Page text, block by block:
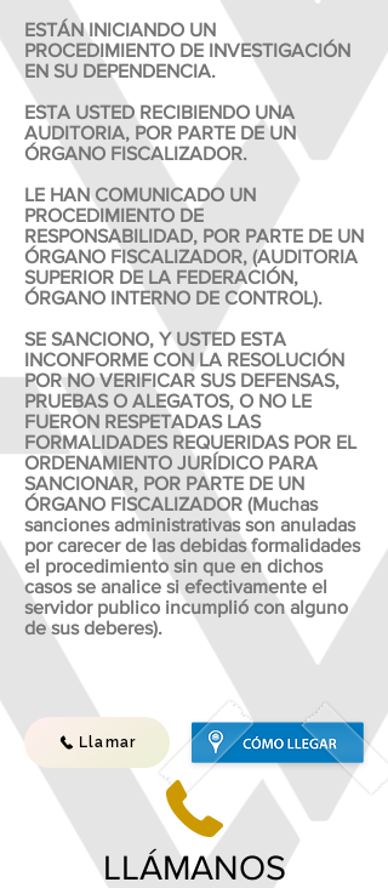
ESTÁN INICIANDO UN
PROCEDIMIENTO DE INVESTIGACIÓN
EN SU DEPENDENCIA.
ESTA USTED RECIBIENDO UNA
AUDITORIA, POR PARTE DE UN
ÓRGANO FISCALIZADOR.
LE HAN COMUNICADO UN
PROCEDIMIENTO DE
RESPONSABILIDAD, POR PARTE DE UN
ÓRGANO FISCALIZADOR, (AUDITORIA
SUPERIOR DE LA FEDERACIÓN,
ÓRGANO INTERNO DE CONTROL).
SE SANCIONO, Y USTED ESTA
INCONFORME CON LA RESOLUCIÓN
POR NO VERIFICAR SUS DEFENSAS,
PRUEBAS O ALEGATOS, O NO LE
FUERON RESPETADAS LAS
FORMALIDADES REQUERIDAS POR EL
ORDENAMIENTO JURÍDICO PARA
SANCIONAR, POR PARTE DE UN
ÓRGANO FISCALIZADOR (Muchas
sanciones administrativas son anuladas
por carecer de las debidas formalidades
el procedimiento sin que en dichos
casos se analice si efectivamente el
servidor publico incumplió con alguno
de sus deberes).
Llamar
LLÁMANOS